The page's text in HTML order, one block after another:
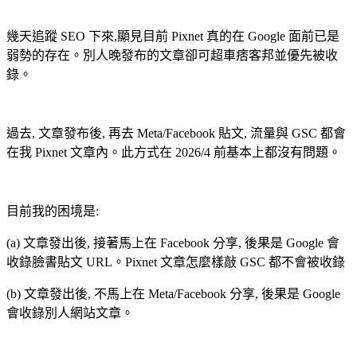
幾天追蹤 SEO 下來,顯見目前 Pixnet 真的在 Google 面前已是
弱勢的存在。別人晚發布的文章卻可超車痞客邦並優先被收
錄。
過去, 文章發布後, 再去 Meta/Facebook 貼文, 流量與 GSC 都會
在我 Pixnet 文章內。此方式在 2026/4 前基本上都沒有問題。
目前我的困境是:
(a) 文章發出後, 接著馬上在 Facebook 分享, 後果是 Google 會
收錄臉書貼文 URL。Pixnet 文章怎麼樣敲 GSC 都不會被收錄
(b) 文章發出後, 不馬上在 Meta/Facebook 分享, 後果是 Google
會收錄別人網站文章。